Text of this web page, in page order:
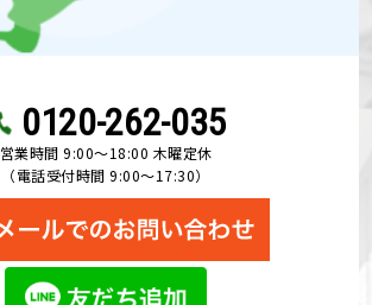
0120-262-035
営業時間 9:00〜18:00 木曜定休
（電話受付時間 9:00〜17:30）